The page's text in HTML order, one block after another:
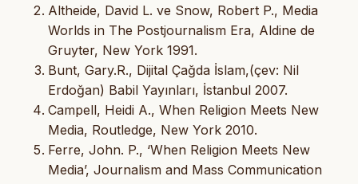
Altheide, David L. ve Snow, Robert P., Media
Worlds in The Postjournalism Era, Aldine de
Gruyter, New York 1991.
Bunt, Gary.R., Dijital Çağda İslam,(çev: Nil
Erdoğan) Babil Yayınları, İstanbul 2007.
Campell, Heidi A., When Religion Meets New
Media, Routledge, New York 2010.
Ferre, John. P., ‘When Religion Meets New
Media’, Journalism and Mass Communication